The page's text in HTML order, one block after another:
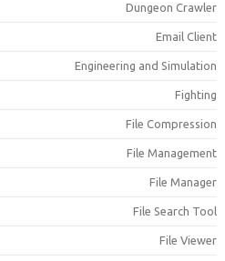
Dungeon
Email
Engineering and
File
File
File
File Search
File